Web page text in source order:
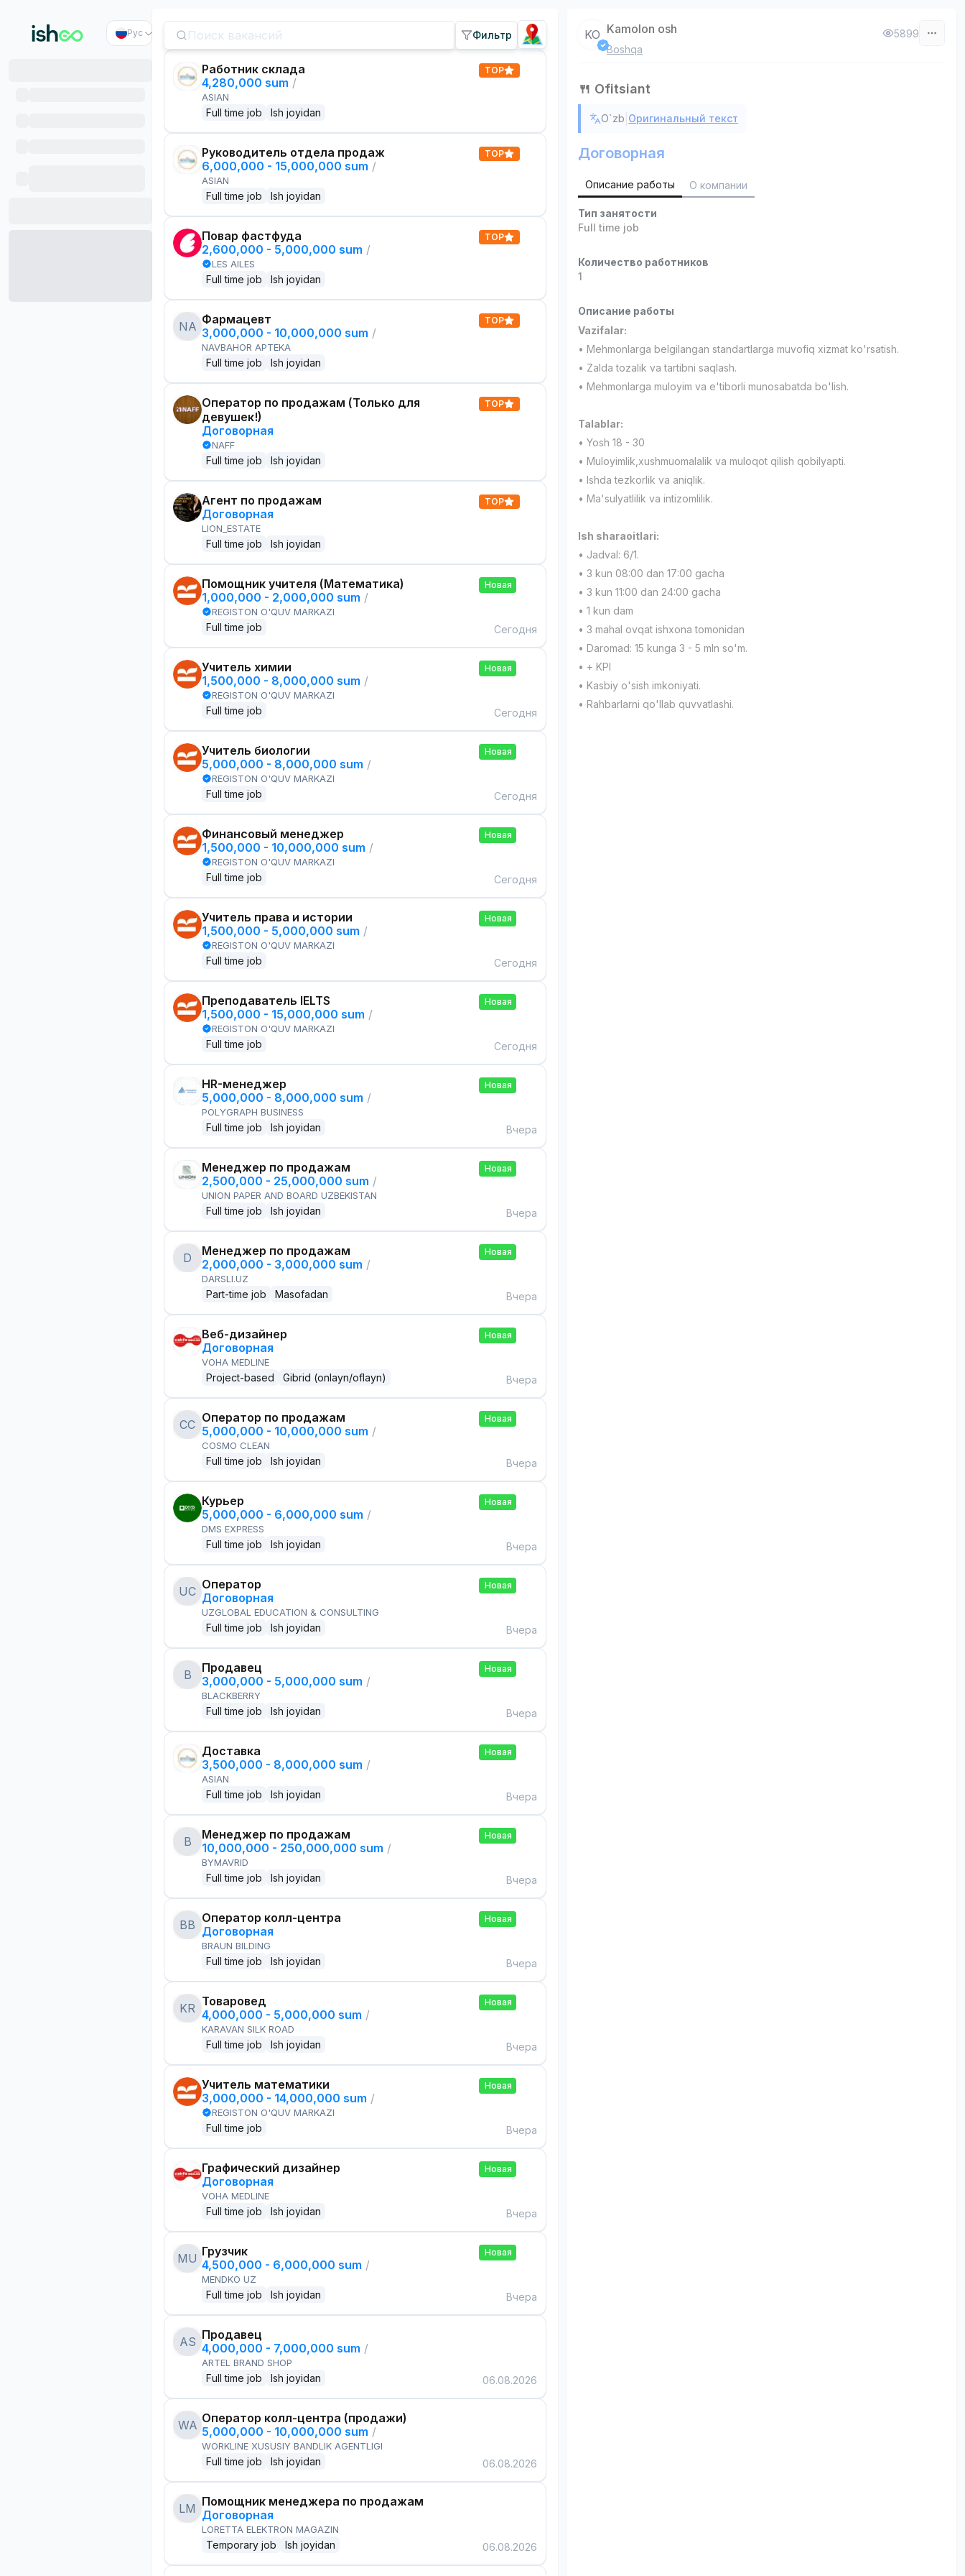
Рус Фильтр
Работник склада
4,280,000 sum /
ASIAN
Full time job Ish joyidan
TOP
Руководитель отдела продаж
6,000,000 - 15,000,000 sum /
ASIAN
Full time job Ish joyidan
TOP
Повар фастфуда
2,600,000 - 5,000,000 sum /
LES AILES
Full time job Ish joyidan
TOP
NA Фармацевт
3,000,000 - 10,000,000 sum /
NAVBAHOR APTEKA
Full time job Ish joyidan
TOP
Оператор по продажам (Только для
девушек!)
Договорная
NAFF
Full time job Ish joyidan
TOP
Агент по продажам
Договорная
LION_ESTATE
Full time job Ish joyidan
TOP
Помощник учителя (Математика)
1,000,000 - 2,000,000 sum /
REGISTON O'QUV MARKAZI
Full time job
Новая
Сегодня
Учитель химии
1,500,000 - 8,000,000 sum /
REGISTON O'QUV MARKAZI
Full time job
Новая
Сегодня
Учитель биологии
5,000,000 - 8,000,000 sum /
REGISTON O'QUV MARKAZI
Full time job
Новая
Сегодня
Финансовый менеджер
1,500,000 - 10,000,000 sum /
REGISTON O'QUV MARKAZI
Full time job
Новая
Сегодня
Учитель права и истории
1,500,000 - 5,000,000 sum /
REGISTON O'QUV MARKAZI
Full time job
Новая
Сегодня
Преподаватель IELTS
1,500,000 - 15,000,000 sum /
REGISTON O'QUV MARKAZI
Full time job
Новая
Сегодня
HR-менеджер
5,000,000 - 8,000,000 sum /
POLYGRAPH BUSINESS
Full time job Ish joyidan
Новая
Вчера
Менеджер по продажам
2,500,000 - 25,000,000 sum /
UNION PAPER AND BOARD UZBEKISTAN
Full time job Ish joyidan
Новая
Вчера
D
Менеджер по продажам
2,000,000 - 3,000,000 sum /
DARSLI.UZ
Part-time job Masofadan
Новая
Вчера
Веб-дизайнер
Договорная
VOHA MEDLINE
Project-based Gibrid (onlayn/oflayn)
Новая
Вчера
CC Оператор по продажам
5,000,000 - 10,000,000 sum /
COSMO CLEAN
Full time job Ish joyidan
Новая
Вчера
Курьер
5,000,000 - 6,000,000 sum /
DMS EXPRESS
Full time job Ish joyidan
Новая
Вчера
UC Оператор
Договорная
UZGLOBAL EDUCATION & CONSULTING
Full time job Ish joyidan
Новая
Вчера
B
Продавец
3,000,000 - 5,000,000 sum /
BLACKBERRY
Full time job Ish joyidan
Новая
Вчера
Доставка
3,500,000 - 8,000,000 sum /
ASIAN
Full time job Ish joyidan
Новая
Вчера
B
Менеджер по продажам
10,000,000 - 250,000,000 sum /
BYMAVRID
Full time job Ish joyidan
Новая
Вчера
BB Оператор колл-центра
Договорная
BRAUN BILDING
Full time job Ish joyidan
Новая
Вчера
KR Товаровед
4,000,000 - 5,000,000 sum /
KARAVAN SILK ROAD
Full time job Ish joyidan
Новая
Вчера
Учитель математики
3,000,000 - 14,000,000 sum /
REGISTON O'QUV MARKAZI
Full time job
Новая
Вчера
Графический дизайнер
Договорная
VOHA MEDLINE
Full time job Ish joyidan
Новая
Вчера
MU Грузчик
4,500,000 - 6,000,000 sum /
MENDKO UZ
Full time job Ish joyidan
Новая
Вчера
AS Продавец
4,000,000 - 7,000,000 sum /
ARTEL BRAND SHOP
Full time job Ish joyidan 06.08.2026
WA Оператор колл-центра (продажи)
5,000,000 - 10,000,000 sum /
WORKLINE XUSUSIY BANDLIK AGENTLIGI
Full time job Ish joyidan 06.08.2026
LM Помощник менеджера по продажам
Договорная
LORETTA ELEKTRON MAGAZIN
Temporary job Ish joyidan 06.08.2026
KO Kamolon osh
Boshqa
5899
🍴 Ofitsiant
O`zb Оригинальный текст
Договорная
Описание работы О компании
Тип занятости
Full time job
Количество работников
1
Описание работы
Vazifalar:
• Mehmonlarga belgilangan standartlarga muvofiq xizmat ko'rsatish.
• Zalda tozalik va tartibni saqlash.
• Mehmonlarga muloyim va e'tiborli munosabatda bo'lish.
Talablar:
• Yosh 18 - 30
• Muloyimlik,xushmuomalalik va muloqot qilish qobilyapti.
• Ishda tezkorlik va aniqlik.
• Ma'sulyatlilik va intizomlilik.
Ish sharaoitlari:
• Jadval: 6/1.
• 3 kun 08:00 dan 17:00 gacha
• 3 kun 11:00 dan 24:00 gacha
• 1 kun dam
• 3 mahal ovqat ishxona tomonidan
• Daromad: 15 kunga 3 - 5 mln so'm.
• + KPI
• Kasbiy o'sish imkoniyati.
• Rahbarlarni qo'llab quvvatlashi.